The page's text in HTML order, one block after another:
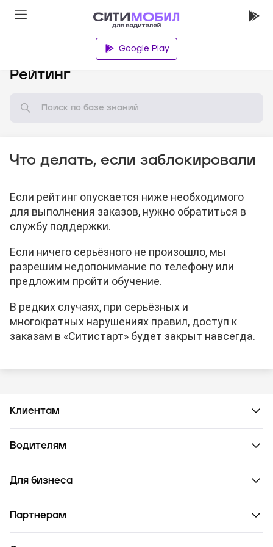
Google Play
Рейтинг
Что делать, если заблокировали
Если рейтинг опускается ниже необходимого
для выполнения заказов, нужно обратиться в
службу поддержки.
Если ничего серьёзного не произошло, мы
разрешим недопонимание по телефону или
предложим пройти обучение.
В редких случаях, при серьёзных и
многократных нарушениях правил, доступ к
заказам в «Ситистарт» будет закрыт навсегда.
Клиентам
Водителям
Для бизнеса
Партнерам